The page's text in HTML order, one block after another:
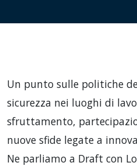
Un punto sulle politiche
sicurezza nei luoghi di
sfruttamento,
nuove sfide legate a
Ne parliamo a Draft con